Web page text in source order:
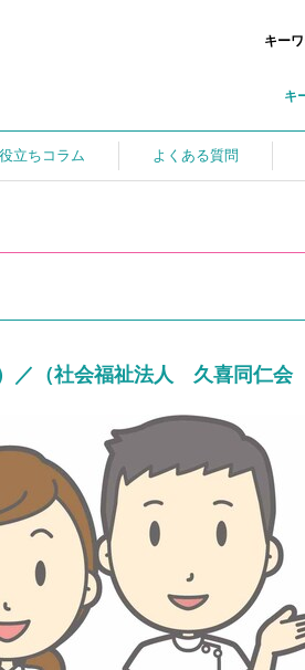
キー
キ
立ちコラム よくある質問
／（社会福祉法人 久喜同仁会